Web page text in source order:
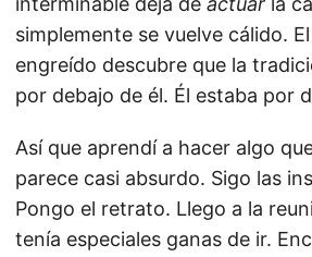
simplemente se vuelve cálido.
engreído descubre que la
por debajo de él. Él estaba por
Así que aprendí a hacer algo
parece casi absurdo. Sigo las
Pongo el retrato. Llego a la
tenía especiales ganas de ir.